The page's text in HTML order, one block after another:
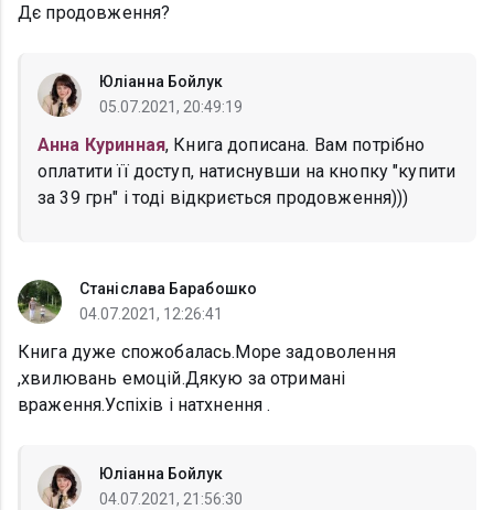
Дє продовження?
Юліанна Бойлук
05.07.2021, 20:49:19
Анна Куринная, Книга дописана. Вам потрібно
оплатити її доступ, натиснувши на кнопку "купити
за 39 грн" і тоді відкриється продовження)))
Станіслава Барабошко
04.07.2021, 12:26:41
Книга дуже спожобалась.Море задоволення
,хвилювань емоцій.Дякую за отримані
враження.Успіхів і натхнення .
Юліанна Бойлук
04.07.2021, 21:56:30